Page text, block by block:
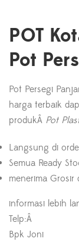
POT
Pot
Pot Persegi
harga terbaik
produkÂ Pot
Langsung di
Semua Ready
menerima Grosir
informasi lebih
Telp:Â
Bpk Joni